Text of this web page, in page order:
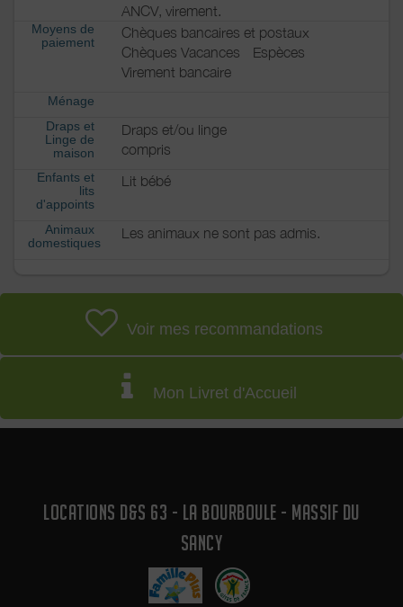
ANCV, virement.
Moyens de
paiement
Chèques bancaires et postaux
Chèques Vacances
Espèces
Virement bancaire
Ménage
Draps et
Linge de
maison
Draps et/ou linge
compris
Enfants et
lits
d'appoints
Lit bébé
Animaux
domestiques
Les animaux ne sont pas admis.
Voir mes recommandations
Mon Livret d'Accueil
LOCATIONS D&S 63 - LA BOURBOULE - MASSIF DU
SANCY